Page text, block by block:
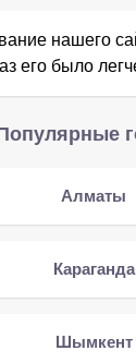
нашего
его было
Алматы
Караганда
Шымкент